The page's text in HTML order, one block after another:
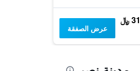
﷼
عرض الصفقة